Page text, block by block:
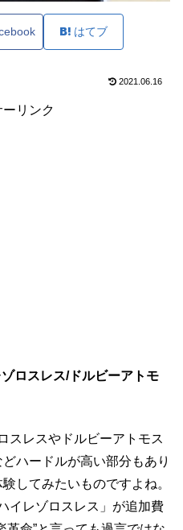
はてブ
2021.06.16
ーリンク
ロスレス/ドルビーアトモ
スレスやドルビーアトモス
ハードルが高い部分もあり
してみたいものですよね。
イレゾロスレス」が追加費